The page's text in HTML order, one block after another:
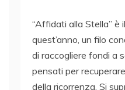
“Affidati alla Stella” è
quest’anno, un filo
di raccogliere fondi a
pensati per
della ricorrenza. Si